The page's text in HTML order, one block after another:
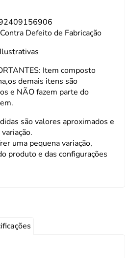
Defeito de Fabricação
Item composto
demais itens são
e NÃO fazem parte do
são valores aproximados e
uma pequena variação,
produto e das configurações